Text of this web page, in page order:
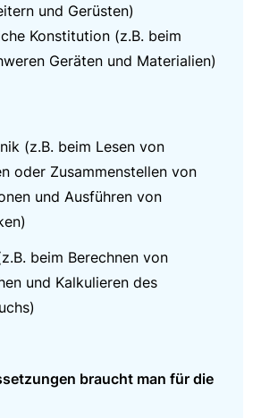
und Gerüsten)
Konstitution (z.B. beim
Geräten und Materialien)
(z.B. beim Lesen von
oder Zusammenstellen von
und Ausführen von
beim Berechnen von
und Kalkulieren des
braucht man für die